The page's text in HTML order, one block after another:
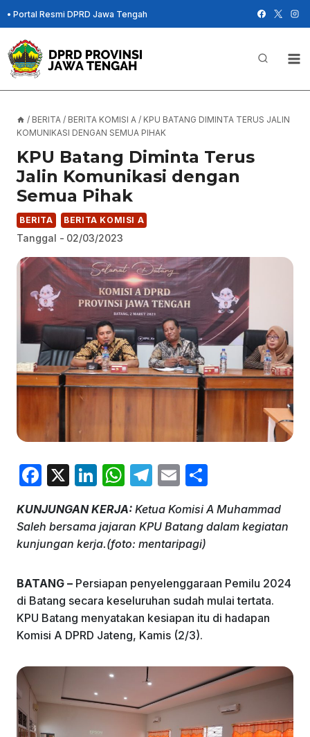
Skip
to
content
• Portal Resmi DPRD Jawa Tengah
/ BERITA / BERITA KOMISI A / KPU BATANG DIMINTA TERUS JALIN
KOMUNIKASI DENGAN SEMUA PIHAK
KPU Batang Diminta Terus
Jalin Komunikasi dengan
Semua Pihak
BERITA BERITA KOMISI A
Tanggal - 02/03/2023
F
c
e
o
o
k
X
Li
k
e
n
W
at
s
p
p
T
e
gr
m
E
ai
l
ar
KUNJUNGAN KERJA: Ketua Komisi A Muhammad
Saleh bersama jajaran KPU Batang dalam kegiatan
kunjungan kerja.(foto: mentaripagi)
BATANG – Persiapan penyelenggaraan Pemilu 2024
di Batang secara keseluruhan sudah mulai tertata.
KPU Batang menyatakan kesiapan itu di hadapan
Komisi A DPRD Jateng, Kamis (2/3).